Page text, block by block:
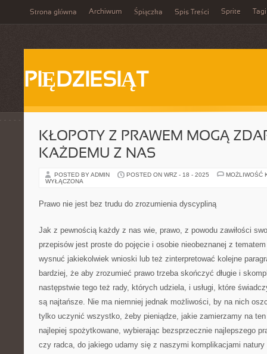
Strona główna Archiwum Śpiączka Spis Treści Sprite Tagi
PIĘDZIESIĄT
KŁOPOTY Z PRAWEM MOGĄ
KAŻDEMU Z NAS
POSTED BY ADMIN POSTED ON WRZ - 18 - 2025
MOŻLIWOŚĆ
WYŁĄCZONA
Prawo nie jest bez trudu do zrozumienia dyscypliną
Jak z pewnością każdy z nas wie, prawo, z powodu zawiłości
przepisów jest proste do pojęcie i osobie nieobeznanej z
wysnuć jakiekolwiek wnioski lub też zinterpretować kolejne
bardziej, że aby zrozumieć prawo trzeba skończyć długie i
następstwie tego też rady, których udziela, i usługi, które
są najtańsze. Nie ma niemniej jednak możliwości, by na nich
tylko uczynić wszystko, żeby pieniądze, jakie zamierzamy na
najlepiej spożytkowane, wybierając bezsprzecznie najlepszego
czy radca, do jakiego udamy się z naszymi komplikacjami natury